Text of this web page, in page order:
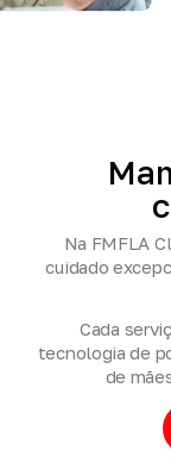
Na FMFLA
cuidado
Cada
tecnologia de
de